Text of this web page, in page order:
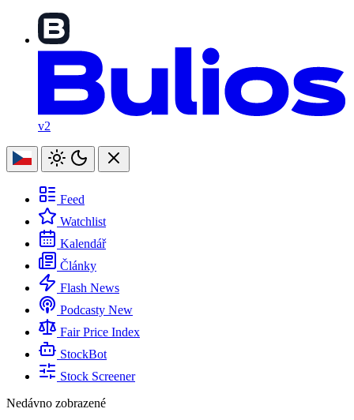
v2
Feed
Watchlist
Kalendář
Články
Flash News
Podcasty New
Fair Price Index
StockBot
Stock Screener
Nedávno zobrazené